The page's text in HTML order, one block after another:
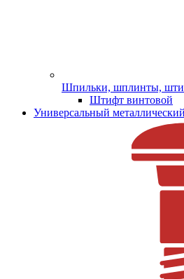
Шпильки, шплинты,
Штифт винтовой
Универсальный